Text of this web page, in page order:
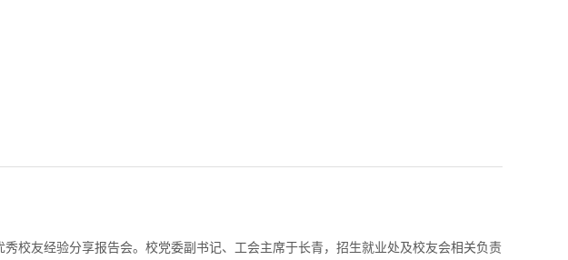
秀校友经验分享报告会。校党委副书记、工会主席于长青，招生就业处及校友会相关负责